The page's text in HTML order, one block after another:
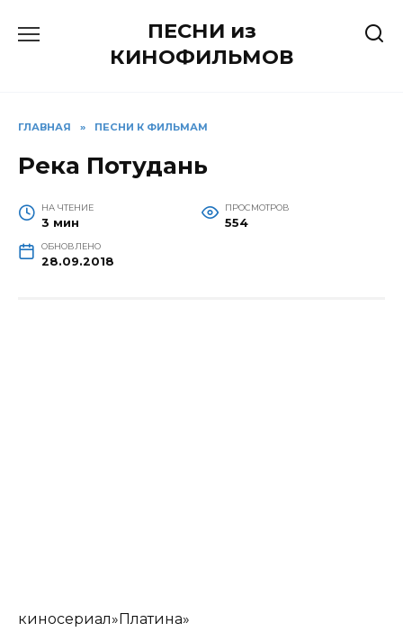
ПЕСНИ из
КИНОФИЛЬМОВ
ГЛАВНАЯ » ПЕСНИ К ФИЛЬМАМ
Река Потудань
НА ЧТЕНИЕ
3 мин
ПРОСМОТРОВ
554
ОБНОВЛЕНО
28.09.2018
киносериал»Платина»